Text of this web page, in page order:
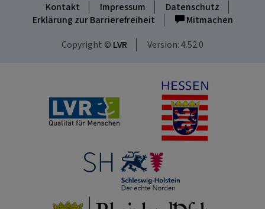
Kontakt Impressum
Datenschutz
Erklärung zur Barrierefreiheit
Mitmachen
Copyright © LVR Version: 4.52.0